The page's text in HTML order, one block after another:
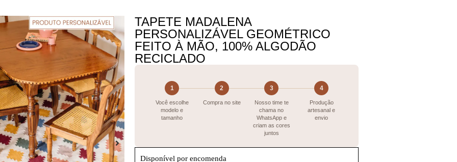
TAPETE MADALENA
PERSONALIZÁVEL GEOMÉTRICO
FEITO À MÃO, 100% ALGODÃO
RECICLADO
1
Você escolhe
modelo e
tamanho
2
Compra no site
3
Nosso time te
chama no
WhatsApp e
criam as cores
juntos
4
Produção
artesanal e
envio
Disponível por encomenda